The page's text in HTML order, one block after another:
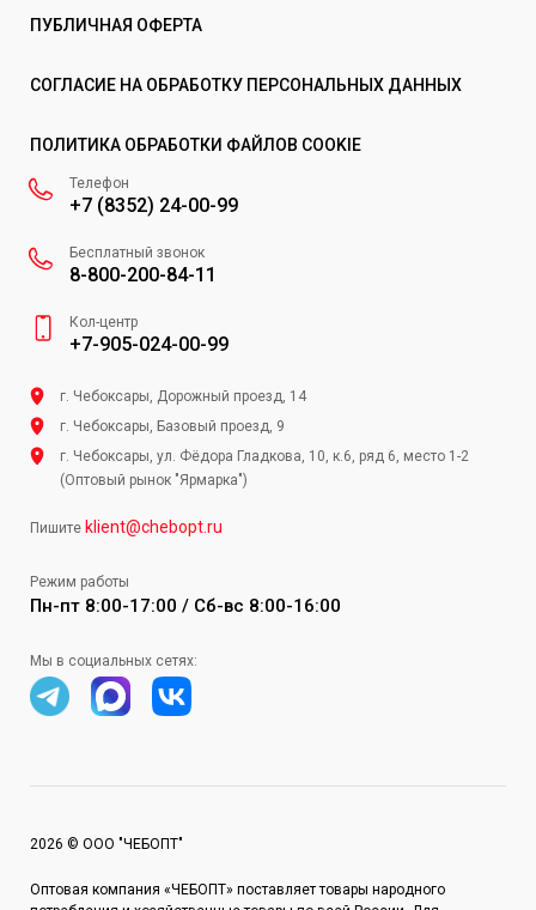
ПУБЛИЧНАЯ ОФЕРТА
СОГЛАСИЕ НА ОБРАБОТКУ ПЕРСОНАЛЬНЫХ ДАННЫХ
ПОЛИТИКА ОБРАБОТКИ ФАЙЛОВ COOKIE
Телефон
+7 (8352) 24-00-99
Бесплатный звонок
8-800-200-84-11
Кол-центр
+7-905-024-00-99
г. Чебоксары, Дорожный проезд, 14
г. Чебоксары, Базовый проезд, 9
г. Чебоксары, ул. Фёдора Гладкова, 10, к.6, ряд 6, место 1-2
(Оптовый рынок "Ярмарка")
Пишите klient@chebopt.ru
Режим работы
Пн-пт 8:00-17:00 / Сб-вс 8:00-16:00
Мы в социальных сетях:
2026 © ООО "ЧЕБОПТ"
Оптовая компания «ЧЕБОПТ» поставляет товары народного